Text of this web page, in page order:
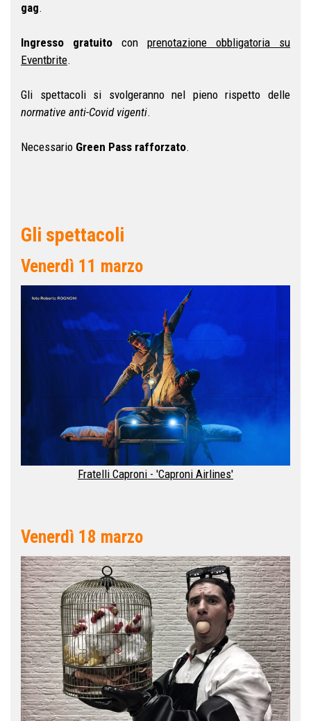
gag.
Ingresso gratuito con prenotazione obbligatoria su
Eventbrite.
Gli spettacoli si svolgeranno nel pieno rispetto delle
normative anti-Covid vigenti.
Necessario Green Pass rafforzato.
Gli spettacoli
Venerdì 11 marzo
Fratelli Caproni - 'Caproni Airlines'
Venerdì 18 marzo